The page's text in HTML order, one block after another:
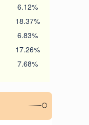
6.12%
18.37%
6.83%
17.26%
7.68%